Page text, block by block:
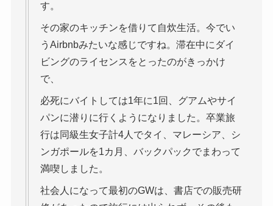
す。
その家のキッチンを借りて自炊生活。今でい
うAirbnbみたいな感じですね。滞在中にダイ
ビングのライセンスをとったのがきっかけ
で、
必死にバイトしては1年に1回、グアムやサイ
パンに潜りに行くようになりました。卒業旅
行は同級生女子計4人でタイ、マレーシア、シ
ンガポールを1カ月、バックパックでまわって
満喫しました。
社会人になって最初のGWは、書店での販売研